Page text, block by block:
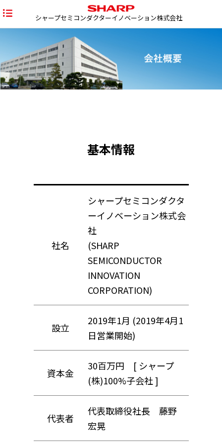
シャープセミコンダクターイノベーション株式会社
基本情報
社名
シャープセミコンダクタ
ーイノベーション株式会
社
(SHARP
SEMICONDUCTOR
INNOVATION
CORPORATION)
設立
2019年1月 (2019年4月1
日営業開始)
資本金
30百万円 [ シャープ
(株)100%子会社 ]
代表者
代表取締役社長 藤野
宏晃